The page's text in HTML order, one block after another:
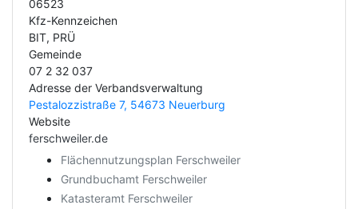
06523
Kfz-Kennzeichen
BIT, PRÜ
Gemeinde
07 2 32 037
Adresse der Verbandsverwaltung
Pestalozzistraße 7, 54673 Neuerburg
Website
ferschweiler.de
Flächennutzungsplan Ferschweiler
Grundbuchamt Ferschweiler
Katasteramt Ferschweiler